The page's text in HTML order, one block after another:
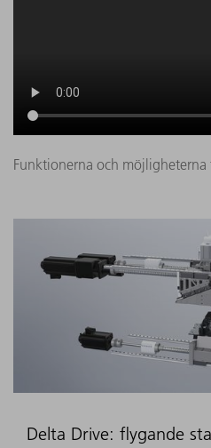
Funktionerna och möjligheterna
Delta Drive: flygande